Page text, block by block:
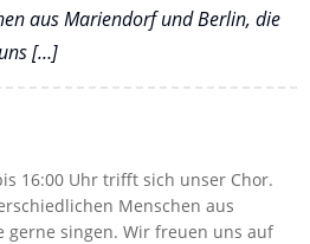
aus Mariendorf und Berlin, die
[…]
16:00 Uhr trifft sich unser Chor.
Menschen aus
singen. Wir freuen uns auf